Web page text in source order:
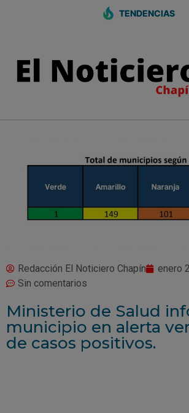
TENDENCIAS
Redacción El Noticiero Chapín
enero
Sin comentarios
Ministerio de Salud
municipio en alerta
de casos positivos.